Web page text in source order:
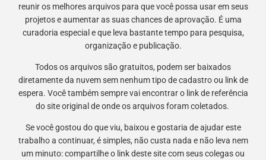
reunir os melhores arquivos para que você possa usar em seus
projetos e aumentar as suas chances de aprovação. É uma
curadoria especial e que leva bastante tempo para pesquisa,
organização e publicação.
Todos os arquivos são gratuitos, podem ser baixados
diretamente da nuvem sem nenhum tipo de cadastro ou link de
espera. Você também sempre vai encontrar o link de referência
do site original de onde os arquivos foram coletados.
Se você gostou do que viu, baixou e gostaria de ajudar este
trabalho a continuar, é simples, não custa nada e não leva nem
um minuto: compartilhe o link deste site com seus colegas ou